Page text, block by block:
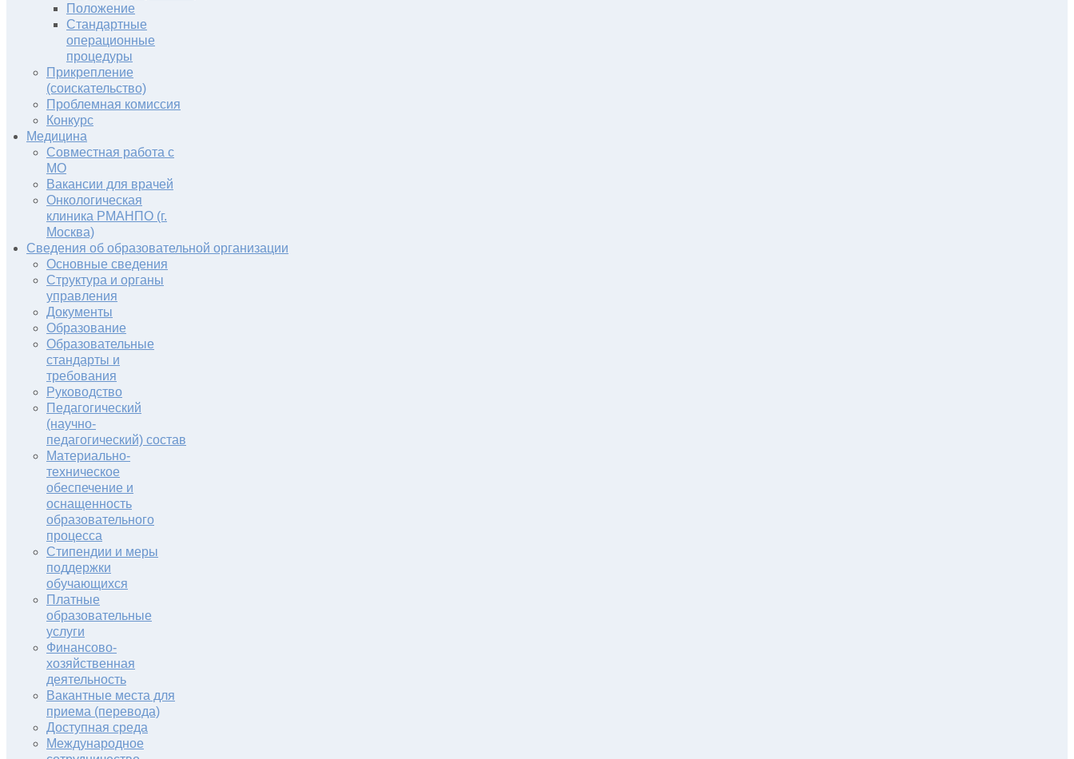
Положение
Стандартные
операционные
процедуры
Прикрепление
(соискательство)
Проблемная комиссия
Конкурс
Медицина
Совместная работа с
МО
Вакансии для врачей
Онкологическая
клиника РМАНПО (г.
Москва)
Сведения об образовательной организации
Основные сведения
Структура и органы
управления
Документы
Образование
Образовательные
стандарты и
требования
Руководство
Педагогический
(научно-
педагогический) состав
Материально-
техническое
обеспечение и
оснащенность
образовательного
процесса
Стипендии и меры
поддержки
обучающихся
Платные
образовательные
услуги
Финансово-
хозяйственная
деятельность
Вакантные места для
приема (перевода)
Доступная среда
Международное